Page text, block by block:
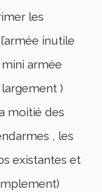
les
inutile
armée
)
moitié des
, les
existantes et